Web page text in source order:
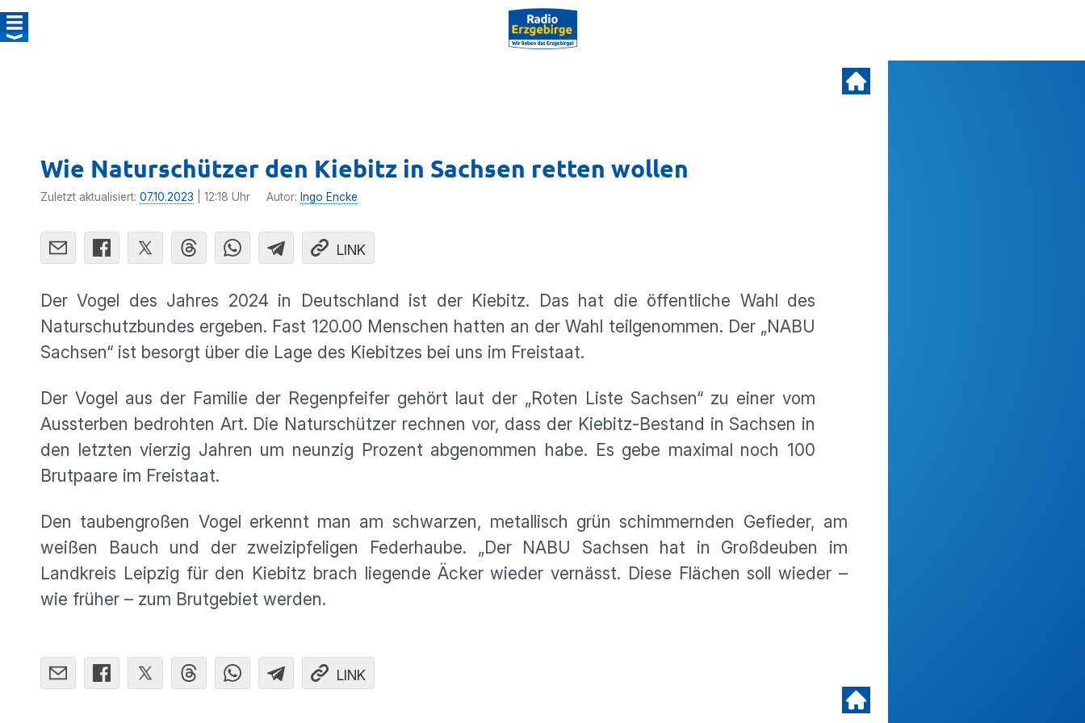
Wie Naturschützer den Kiebitz in Sachsen retten wollen
Zuletzt aktualisiert: 07.10.2023 | 12:18 Uhr Autor: Ingo Encke
LINK
Der Vogel des Jahres 2024 in Deutschland ist der Kiebitz. Das hat die öffentliche Wahl des
Naturschutzbundes ergeben. Fast 120.00 Menschen hatten an der Wahl teilgenommen. Der „NABU
Sachsen“ ist besorgt über die Lage des Kiebitzes bei uns im Freistaat.
Der Vogel aus der Familie der Regenpfeifer gehört laut der „Roten Liste Sachsen“ zu einer vom
Aussterben bedrohten Art. Die Naturschützer rechnen vor, dass der Kiebitz-Bestand in Sachsen in
den letzten vierzig Jahren um neunzig Prozent abgenommen habe. Es gebe maximal noch 100
Brutpaare im Freistaat.
Den taubengroßen Vogel erkennt man am schwarzen, metallisch grün schimmernden Gefieder, am
weißen Bauch und der zweizipfeligen Federhaube. „Der NABU Sachsen hat in Großdeuben im
Landkreis Leipzig für den Kiebitz brach liegende Äcker wieder vernässt. Diese Flächen soll wieder –
wie früher – zum Brutgebiet werden.
LINK